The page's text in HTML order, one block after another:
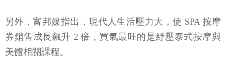
另外，富邦媒指出，現代人生活壓力大，使 SPA 按摩
券銷售成長飆升 2 倍，買氣最旺的是紓壓泰式按摩與
美體相關課程。